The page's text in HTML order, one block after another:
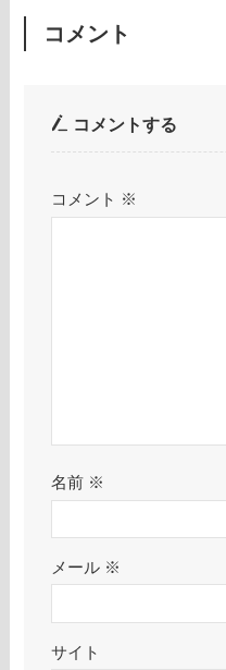
コメント
コメントする
コメント ※
名前 ※
メール ※
サイト